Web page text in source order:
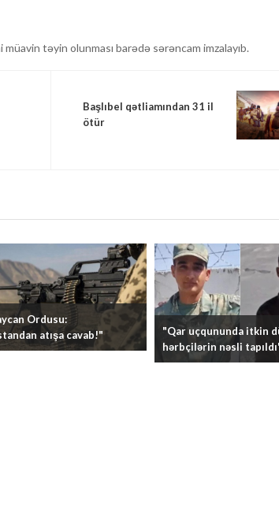
təyin olunması barədə sərəncam imzalayıb.
Başlıbel qətliamından 31 il
ötür
Ordusu:
atışa cavab!"
"Qar uçqununda itkin
hərbçilərin nəsli